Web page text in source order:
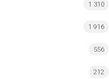
1 310
1 916
556
212